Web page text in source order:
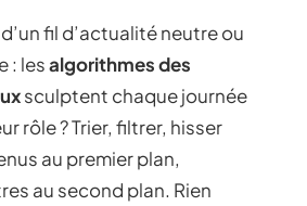
fil d’actualité neutre ou
: lesalgorithmes des
sculptent chaque journée
rôle ? Trier, filtrer, hisser
au premier plan,
au second plan. Rien